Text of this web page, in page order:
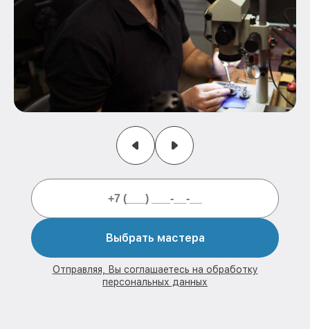
Выбрать мастера
Отправляя, Вы соглашаетесь на обработку
персональных данных